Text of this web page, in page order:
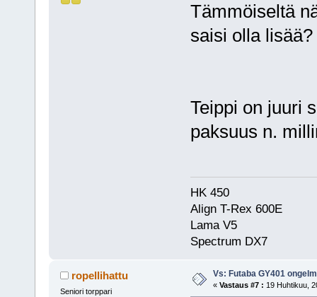
Tämmöiseltä
saisi olla lisää?
Teippi on juuri
paksuus n.
HK 450
Align T-Rex 600E
Lama V5
Spectrum DX7
ropellihattu
Seniori torppari
Vs: Futaba GY401
« Vastaus #7 : 19 Huhtikuu,